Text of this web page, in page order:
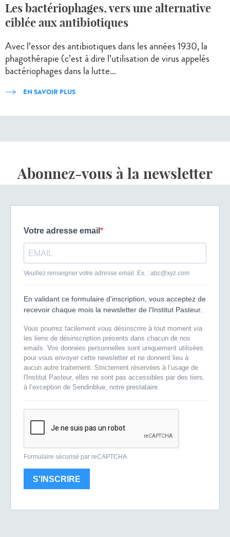
Les bactériophages, vers une alternative
ciblée aux antibiotiques
Avec l’essor des antibiotiques dans les années 1930, la
phagothérapie (c’est à dire l’utilisation de virus appelés
bactériophages dans la lutte...
EN SAVOIR PLUS
Abonnez-vous à la newsletter